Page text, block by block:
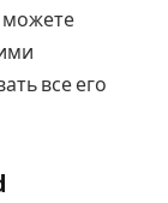
можете
все его